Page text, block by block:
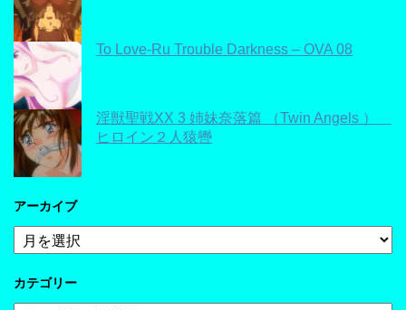
To Love-Ru Trouble Darkness – OVA 08
淫獣聖戦XX 3 姉妹奈落篇 （Twin Angels ）
ヒロイン２人猿轡
アーカイブ
ア
ー
イ
カテゴリー